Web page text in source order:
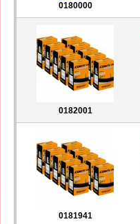
0180000
0182001
0181941